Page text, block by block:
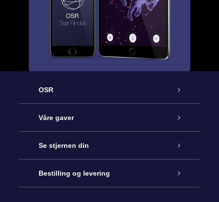
OSR
Kundeservice
Kontakt oss
Bloggen
Våre gaver
Online Stjernegave
OSR Gavepakke
Se stjernen din
Star Register
Bestilling og levering